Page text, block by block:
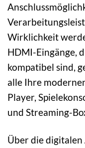
Wirklichkeit
HDMI-Eingänge,
kompatibel sind,
alle Ihre
Player,
und Streaming-
Über die digitalen